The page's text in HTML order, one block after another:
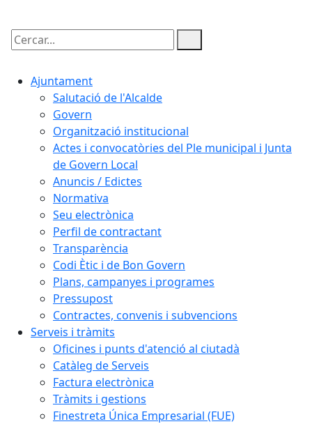
Cercar:
Ajuntament
Salutació de l'Alcalde
Govern
Organització institucional
Actes i convocatòries del Ple municipal i Junta
de Govern Local
Anuncis / Edictes
Normativa
Seu electrònica
Perfil de contractant
Transparència
Codi Ètic i de Bon Govern
Plans, campanyes i programes
Pressupost
Contractes, convenis i subvencions
Serveis i tràmits
Oficines i punts d'atenció al ciutadà
Catàleg de Serveis
Factura electrònica
Tràmits i gestions
Finestreta Única Empresarial (FUE)